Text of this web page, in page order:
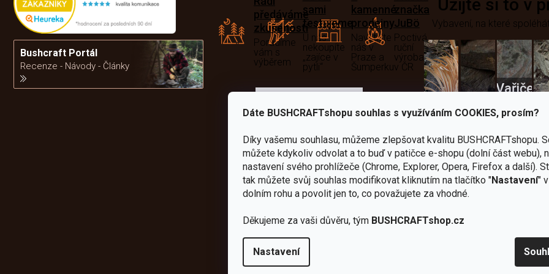
Dáte BUSHCRAFTshopu souhlas s využíváním COOKIES, prosím?
Díky vašemu souhlasu, můžeme zlepšovat kvalitu BUSHCRAFTshopu.
můžete kdykoliv odvolat a to buď v patičce e-shopu (dolní část webu),
nastavení svého prohlížeče (Chrome, Explorer, Opera, Firefox a další).
tak můžete svůj souhlas modifikovat kliknutím na tlačítko "Nastavení"
dolním rohu a povolit jen to, co považujete za vhodné.
Děkujeme za vaši důvěru, tým BUSHCRAFTshop.cz
Nastavení
Bushcraft Portál
Recenze - Návody - Články
předáváme
zkušenosti
Poradíme
vám s
výběrem
sami
testujeme
U nás
nekoupíte
„zajíce v
pytli“
kamenné
prodejny
Navštivte
nás v
Praze a
Šumperku
značka
JuBö
Poctivá
ruční
výroba
v ČR
Užijte si to v
Vybavení, na které
Vařiče
a
kabáty